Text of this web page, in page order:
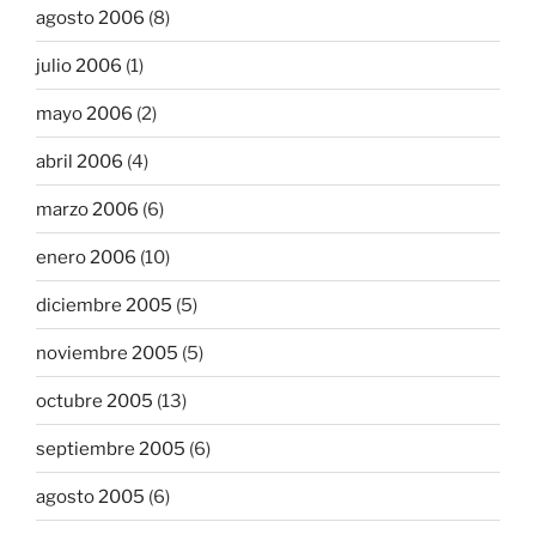
agosto 2006 (8)
julio 2006 (1)
mayo 2006 (2)
abril 2006 (4)
marzo 2006 (6)
enero 2006 (10)
diciembre 2005 (5)
noviembre 2005 (5)
octubre 2005 (13)
septiembre 2005 (6)
agosto 2005 (6)